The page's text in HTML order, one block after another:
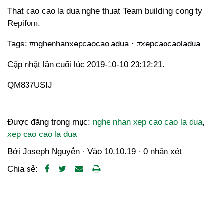
That cao cao la dua nghe thuat Team building cong ty
Repifom.
Tags: #nghenhanxepcaocaoladua · #xepcaocaoladua
Cập nhật lần cuối lúc 2019-10-10 23:12:21.
QM837USIJ
Được đăng trong mục: nghe nhan xep cao cao la dua,
xep cao cao la dua
Bởi Joseph Nguyễn · Vào 10.10.19 · 0 nhận xét
Chia sẻ: